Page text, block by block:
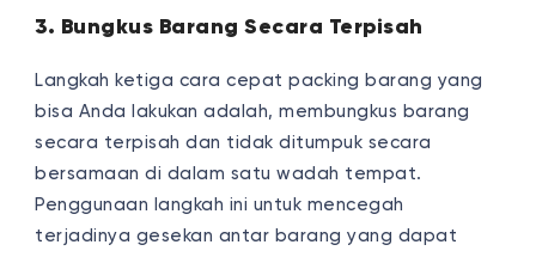
3. Bungkus Barang Secara Terpisah
Langkah ketiga cara cepat packing barang yang
bisa Anda lakukan adalah, membungkus barang
secara terpisah dan tidak ditumpuk secara
bersamaan di dalam satu wadah tempat.
Penggunaan langkah ini untuk mencegah
terjadinya gesekan antar barang yang dapat